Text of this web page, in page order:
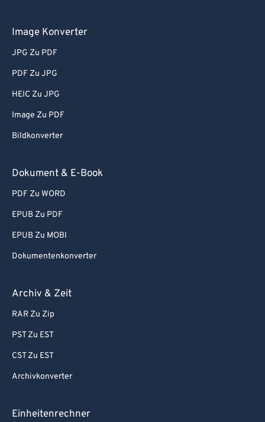
Image Konverter
JPG Zu PDF
PDF Zu JPG
HEIC Zu JPG
Image Zu PDF
Bildkonverter
Dokument & E-Book
PDF Zu WORD
EPUB Zu PDF
EPUB Zu MOBI
Dokumentenkonverter
Archiv & Zeit
RAR Zu Zip
PST Zu EST
CST Zu EST
Archivkonverter
Einheitenrechner